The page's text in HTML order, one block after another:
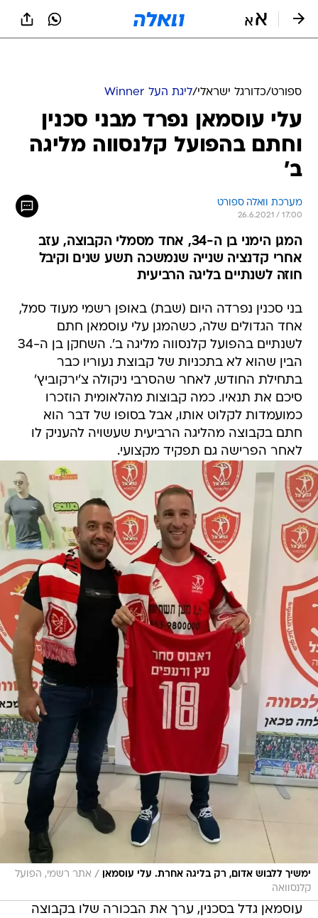
ספורט/כדורגל ישראלי/ליגת העל Winner
עלי עוסמאן נפרד מבני סכנין
וחתם בהפועל קלנסווה מליגה
ב'
מערכת וואלה ספורט
26.6.2021 / 17:00
המגן הימני בן ה-34, אחד מסמלי הקבוצה, עזב
אחרי קדנציה שנייה שנמשכה תשע שנים וקיבל
חוזה לשנתיים בליגה הרביעית
בני סכנין נפרדה היום (שבת) באופן רשמי מעוד סמל,
אחד הגדולים שלה, כשהמגן עלי עוסמאן חתם
לשנתיים בהפועל קלנסווה מליגה ב'. השחקן בן ה-34
הבין שהוא לא בתכניות של קבוצת נעוריו כבר
בתחילת החודש, לאחר שהסרבי ניקולה צ'ירקוביץ'
סיכם את תנאיו. כמה קבוצות מהלאומית הוזכרו
כמועמדות לקלוט אותו, אבל בסופו של דבר הוא
חתם בקבוצה מהליגה הרביעית שעשויה להעניק לו
לאחר הפרישה גם תפקיד מקצועי.
ימשיך ללבוש אדום, רק בליגה אחרת. עלי עוסמאן / אתר רשמי, הפועל
קלנסוואה
עוסמאן גדל בסכנין, ערך את הבכורה שלו בקבוצה